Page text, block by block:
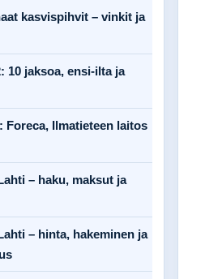
kasvispihvit – vinkit ja
10 jaksoa, ensi-ilta ja
Foreca, Ilmatieteen laitos
– haku, maksut ja
– hinta, hakeminen ja